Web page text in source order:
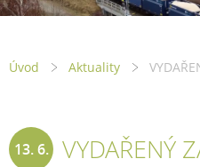
Úvod Aktuality
13. 6. VYDAŘENÝ